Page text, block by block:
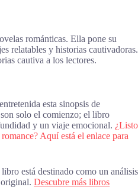
románticas. Ella pone su
relatables y historias cautivadoras.
cautiva a los lectores.
esta sinopsis de
solo el comienzo; el libro
y un viaje emocional. ¿Listo
Aquí está el enlace para
está destinado como un análisis
Descubre más libros